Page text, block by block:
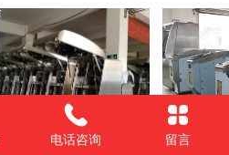
TVM（自动售票
AGM(自
电话咨询 留言